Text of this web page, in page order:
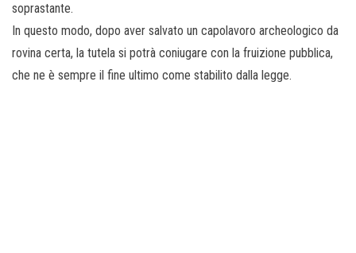
soprastante.
In questo modo, dopo aver salvato un capolavoro archeologico da
rovina certa, la tutela si potrà coniugare con la fruizione pubblica,
che ne è sempre il fine ultimo come stabilito dalla legge.